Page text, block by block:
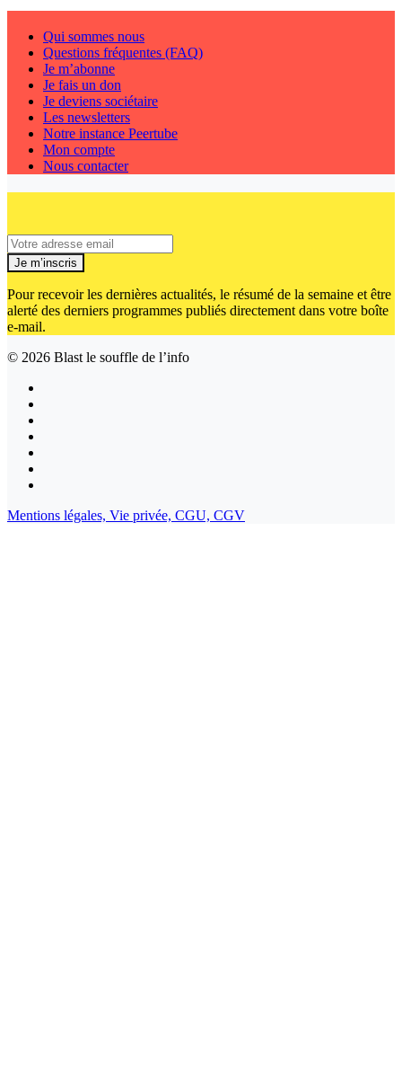
Qui sommes nous
Questions fréquentes (FAQ)
Je m’abonne
Je fais un don
Je deviens sociétaire
Les newsletters
Notre instance Peertube
Mon compte
Nous contacter
Je m’inscris
Pour recevoir les dernières actualités, le résumé de la semaine et être
alerté des derniers programmes publiés directement dans votre boîte
e-mail.
© 2026 Blast le souffle de l’info
Mentions légales, Vie privée, CGU, CGV